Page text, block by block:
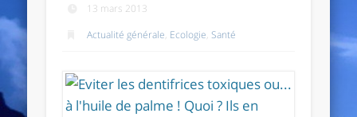
13 mars 2013
Actualité générale, Ecologie,Santé